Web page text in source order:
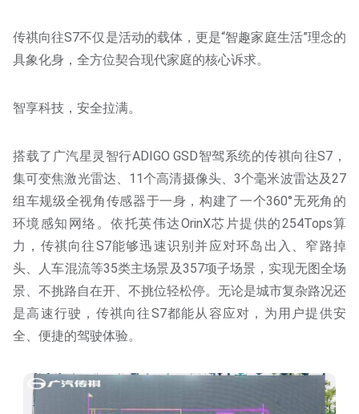
传祺向往S7不仅是活动的载体，更是“智趣家庭生活”理念的
具象化身，全方位契合现代家庭的核心诉求。
智享科技，安全拉满。
搭载了广汽星灵智行ADIGO GSD智驾系统的传祺向往S7，
集可变焦激光雷达、11个高清摄像头、3个毫米波雷达及27
组车规级全视角传感器于一身，构建了一个360°无死角的
环境感知网络。依托英伟达OrinX芯片提供的254Tops算
力，传祺向往S7能够迅速识别并应对环岛出入、窄路掉
头、人车混流等35类主场景及357项子场景，实现无图全场
景、不挑路自在开、不挑位轻松停。无论是城市复杂路况还
是高速行驶，传祺向往S7都能从容应对，为用户提供安
全、便捷的驾驶体验。